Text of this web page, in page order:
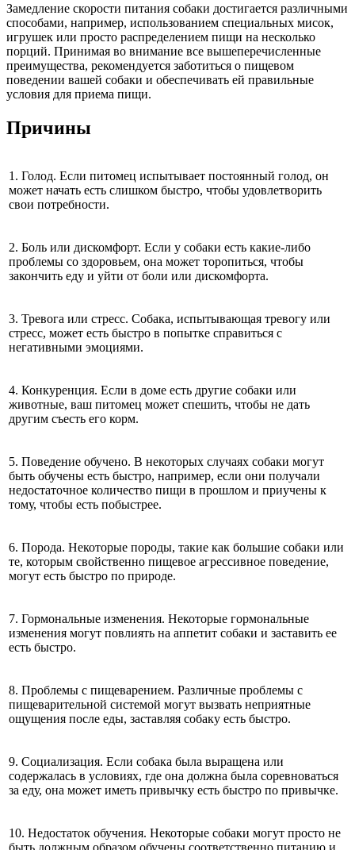
Замедление скорости питания собаки достигается различными
способами, например, использованием специальных мисок,
игрушек или просто распределением пищи на несколько
порций. Принимая во внимание все вышеперечисленные
преимущества, рекомендуется заботиться о пищевом
поведении вашей собаки и обеспечивать ей правильные
условия для приема пищи.
Причины
1. Голод. Если питомец испытывает постоянный голод, он
может начать есть слишком быстро, чтобы удовлетворить
свои потребности.
2. Боль или дискомфорт. Если у собаки есть какие-либо
проблемы со здоровьем, она может торопиться, чтобы
закончить еду и уйти от боли или дискомфорта.
3. Тревога или стресс. Собака, испытывающая тревогу или
стресс, может есть быстро в попытке справиться с
негативными эмоциями.
4. Конкуренция. Если в доме есть другие собаки или
животные, ваш питомец может спешить, чтобы не дать
другим съесть его корм.
5. Поведение обучено. В некоторых случаях собаки могут
быть обучены есть быстро, например, если они получали
недостаточное количество пищи в прошлом и приучены к
тому, чтобы есть побыстрее.
6. Порода. Некоторые породы, такие как большие собаки или
те, которым свойственно пищевое агрессивное поведение,
могут есть быстро по природе.
7. Гормональные изменения. Некоторые гормональные
изменения могут повлиять на аппетит собаки и заставить ее
есть быстро.
8. Проблемы с пищеварением. Различные проблемы с
пищеварительной системой могут вызвать неприятные
ощущения после еды, заставляя собаку есть быстро.
9. Социализация. Если собака была выращена или
содержалась в условиях, где она должна была соревноваться
за еду, она может иметь привычку есть быстро по привычке.
10. Недостаток обучения. Некоторые собаки могут просто не